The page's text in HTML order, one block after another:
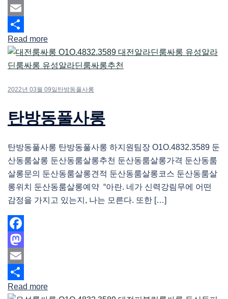
Mastodon
Email
Share
Read more
2022년 03월 09일 탄방동풀사롱
탄방동풀사롱
탄방동풀사롱 탄방동풀사롱 하지원팀장 O1O.4832.3589 둔
산동룸살롱 둔산동룸살롱추천 둔산동룸살롱가격 둔산동룸
살롱문의 둔산동룸살롱견적 둔산동룸살롱코스 둔산동룸살
롱위치 둔산동룸살롱예약 “아란. 네가 신력강림무에 어떤
감정을 가지고 있는지, 나는 모른다. 또한 […]
Facebook
Mastodon
Email
Share
Read more